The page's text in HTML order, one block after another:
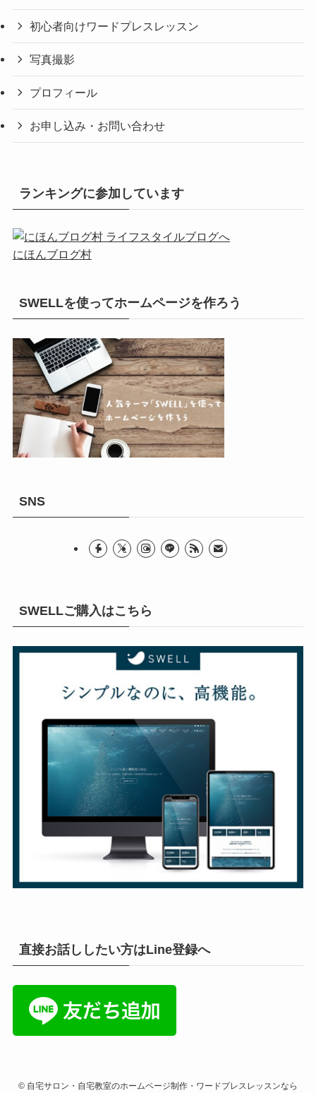
初心者向けワードプレスレッスン
写真撮影
プロフィール
お申し込み・お問い合わせ
ランキングに参加しています
にほんブログ村
SWELLを使ってホームページを作ろう
SNS
SWELLご購入はこちら
直接お話ししたい方はLine登録へ
© 自宅サロン・自宅教室のホームページ制作・ワードプレスレッスンなら